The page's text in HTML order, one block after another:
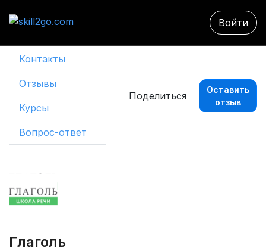
Войти
Контакты
Отзывы
Курсы
Вопрос-ответ
Поделиться
Оставить
отзыв
Глаголь